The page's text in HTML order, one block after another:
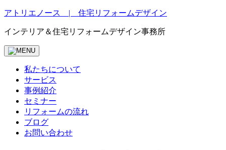
Skip
content
アトリエノース | 住宅リフォームデザイン
インテリア＆住宅リフォームデザイン事務所
私たちについて
サービス
事例紹介
セミナー
リフォームの流れ
ブログ
お問い合わせ